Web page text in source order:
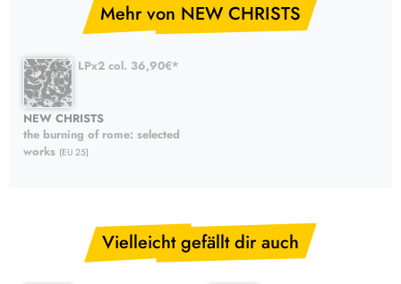
Mehr von NEW CHRISTS
LPx2 col. 36,90€*
NEW CHRISTS
the burning of rome: selected
works (EU 25)
Vielleicht gefällt dir auch